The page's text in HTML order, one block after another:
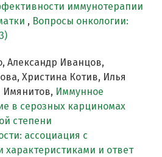
иммунотерапии
, Вопросы онкологии:
Александр Иванцов,
Христина Котив, Илья
Имянитов, Иммунное
в серозных карциномах
степени
ассоциация с
характеристиками и ответ